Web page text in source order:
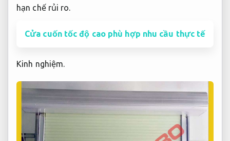
hạn chế rủi ro.
Cửa cuốn tốc độ cao phù hợp nhu cầu thực tế
Kinh nghiệm.